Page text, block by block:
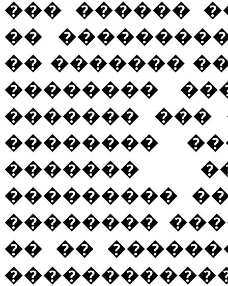
��� ������
��
�� ������� ���
��������
������� ���
��������
�������
���������
��������
�� ��